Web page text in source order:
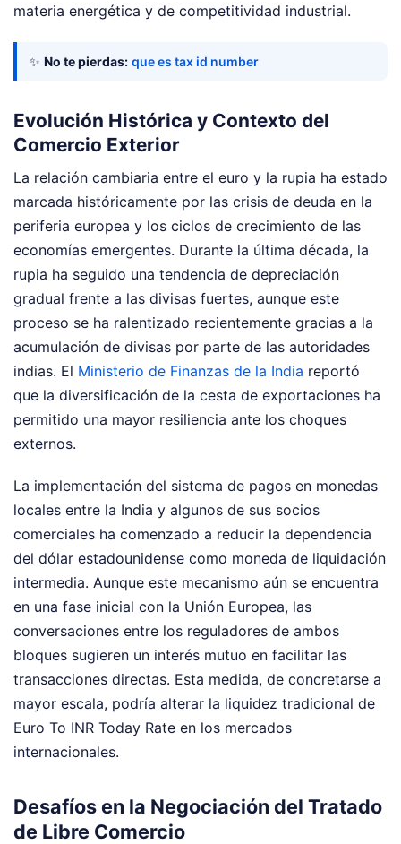
materia energética y de competitividad industrial.
✨ No te pierdas: que es tax id number
Evolución Histórica y Contexto del
Comercio Exterior
La relación cambiaria entre el euro y la rupia ha estado
marcada históricamente por las crisis de deuda en la
periferia europea y los ciclos de crecimiento de las
economías emergentes. Durante la última década, la
rupia ha seguido una tendencia de depreciación
gradual frente a las divisas fuertes, aunque este
proceso se ha ralentizado recientemente gracias a la
acumulación de divisas por parte de las autoridades
indias. El Ministerio de Finanzas de la India reportó
que la diversificación de la cesta de exportaciones ha
permitido una mayor resiliencia ante los choques
externos.
La implementación del sistema de pagos en monedas
locales entre la India y algunos de sus socios
comerciales ha comenzado a reducir la dependencia
del dólar estadounidense como moneda de liquidación
intermedia. Aunque este mecanismo aún se encuentra
en una fase inicial con la Unión Europea, las
conversaciones entre los reguladores de ambos
bloques sugieren un interés mutuo en facilitar las
transacciones directas. Esta medida, de concretarse a
mayor escala, podría alterar la liquidez tradicional de
Euro To INR Today Rate en los mercados
internacionales.
Desafíos en la Negociación del Tratado
de Libre Comercio